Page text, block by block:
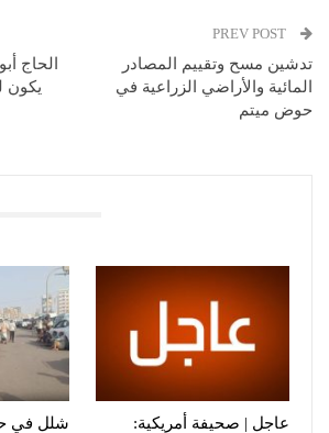
تدشين مسح وتقييم المصادر
المائية والأراضي الزراعية في
حوض ميتم
الحاج
يكون
عاجل | صحيفة أمريكية:
شلل في